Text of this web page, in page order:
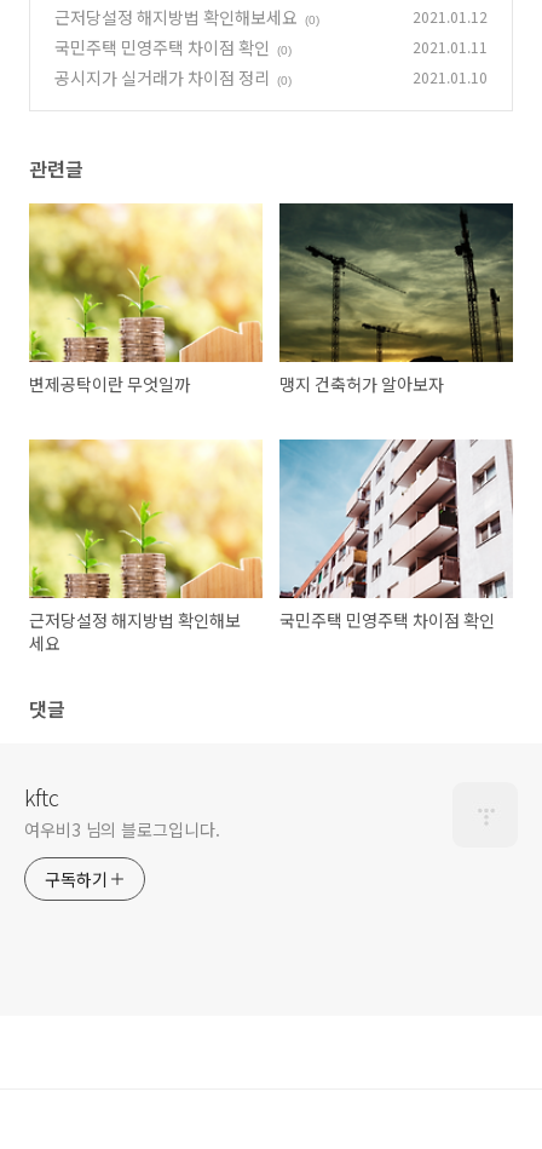
근저당설정 해지방법 확인해보세요 (0) 2021.01.12
국민주택 민영주택 차이점 확인 (0) 2021.01.11
공시지가 실거래가 차이점 정리 (0) 2021.01.10
관련글
변제공탁이란 무엇일까 맹지 건축허가 알아보자
근저당설정 해지방법 확인해보
세요
국민주택 민영주택 차이점 확인
댓글
kftc
여우비3 님의 블로그입니다.
구독하기